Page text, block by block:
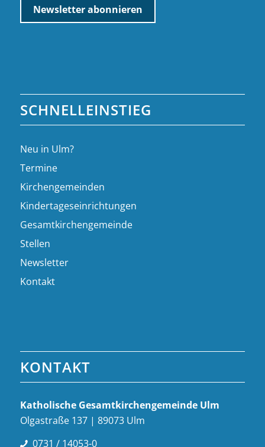
SCHNELLEINSTIEG
Neu in Ulm?
Termine
Kirchengemeinden
Kindertageseinrichtungen
Gesamtkirchengemeinde
Stellen
Newsletter
Kontakt
KONTAKT
Katholische Gesamt­kirchen­gemeinde Ulm
Olgastraße 137 | 89073 Ulm
0731 / 14053-0